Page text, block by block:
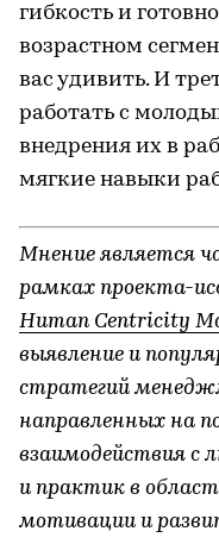
гибкость и
возрастном
вас удивить. И
работать с
внедрения их в
мягкие навыки
Мнение является
рамках проекта-
Human Centricity
выявление и
стратегий
направленных на
взаимодействия с
и практик в
мотивации и